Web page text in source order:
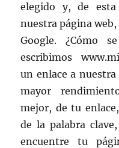
elegido y, de esta
nuestra página
Google. ¿Cómo
escribimos
un enlace a
mayor
mejor, de tu
de la palabra
encuentre tu